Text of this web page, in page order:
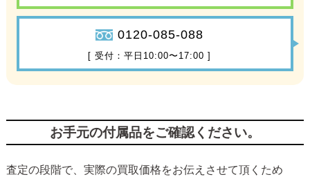
0120-085-088
[ 受付：平日10:00〜17:00 ]
お手元の付属品をご確認ください。
査定の段階で、実際の買取価格をお伝えさせて頂くため